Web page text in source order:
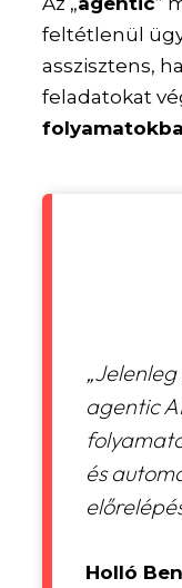
feltétlenül
asszisztens,
feladatokat
agentic
és
Holló